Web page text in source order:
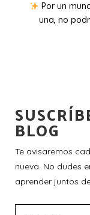
Por un
una, no
BLOG
Te avisaremos
nueva. No dudes
aprender juntos